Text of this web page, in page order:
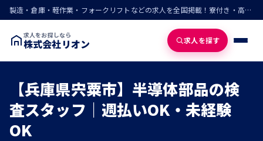
製造・倉庫・軽作業・フォークリフトなどの求人を全国掲載！寮付き・高収入・即入寮の仕事が見つかる
求人をお探しなら
株式会社リオン 求人を探す
【兵庫県宍粟市】半導体部品の検
査スタッフ｜週払いOK・未経験
OK